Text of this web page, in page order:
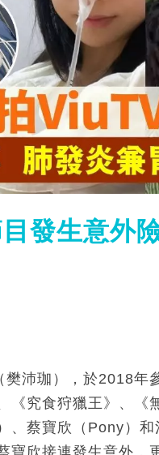
發生意外
沛珈），於2018年
《究食狩獵王》、《
、蔡寶欣（Pony）
寶欣接連發生意外